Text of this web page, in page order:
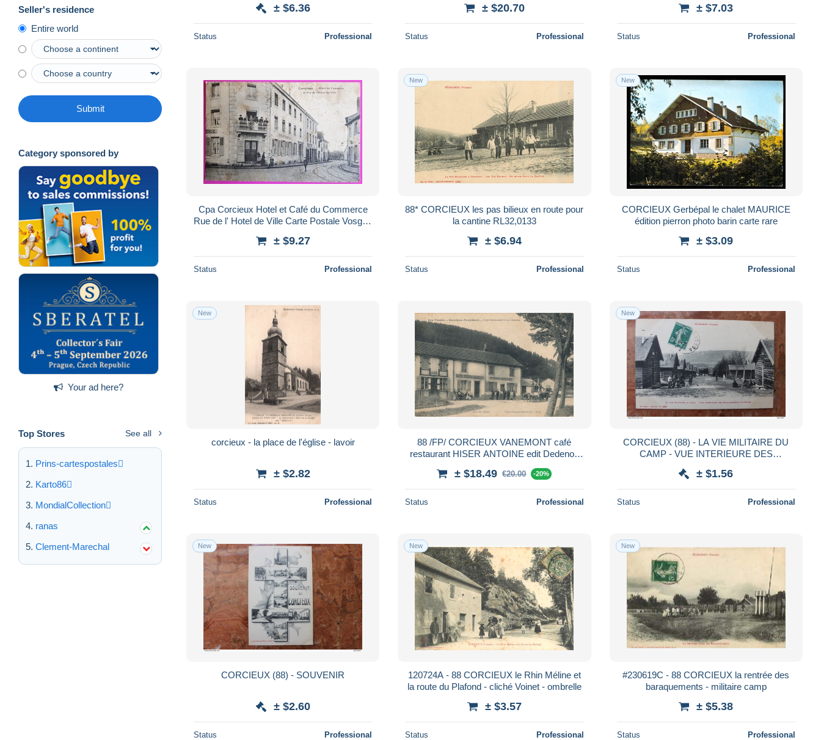
Seller's residence
Entire world
Submit
Category sponsored by
Your ad here?
Top Stores See all
Prins-cartespostales
Karto86
MondialCollection
ranas
Clement-Marechal
± $6.36
Status Professional
± $20.70
Status Professional
± $7.03
Status Professional
Cpa Corcieux Hotel et Café du Commerce
Rue de l' Hotel de Ville Carte Postale Vosges
± $9.27
Status Professional
New
88* CORCIEUX les pas bilieux en route pour
la cantine RL32,0133
± $6.94
Status Professional
New
CORCIEUX Gerbépal le chalet MAURICE
édition pierron photo barin carte rare
± $3.09
Status Professional
New
corcieux - la place de l'église - lavoir
± $2.82
Status Professional
88 /FP/ CORCIEUX VANEMONT café
restaurant HISER ANTOINE edit Dedenon
± $18.49 €20.00 -20%
Status Professional
New
CORCIEUX (88) - LA VIE MILITAIRE DU
CAMP - VUE INTERIEURE DES
± $1.56
Status Professional
New
CORCIEUX (88) - SOUVENIR
± $2.60
Status Professional
New
120724A - 88 CORCIEUX le Rhin Méline et
la route du Plafond - cliché Voinet - ombrelle
± $3.57
Status Professional
New
#230619C - 88 CORCIEUX la rentrée des
baraquements - militaire camp
± $5.38
Status Professional